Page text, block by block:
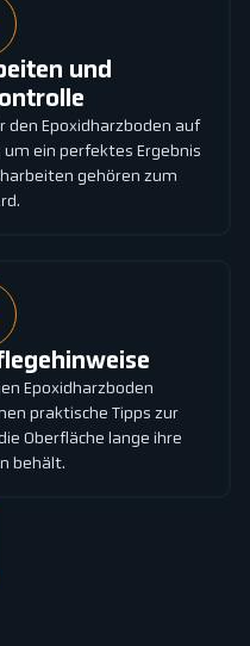
und
den Epoxidharzboden auf
ein perfektes Ergebnis
gehören zum
Epoxidharzboden
praktische Tipps zur
Oberfläche lange ihre
behält.